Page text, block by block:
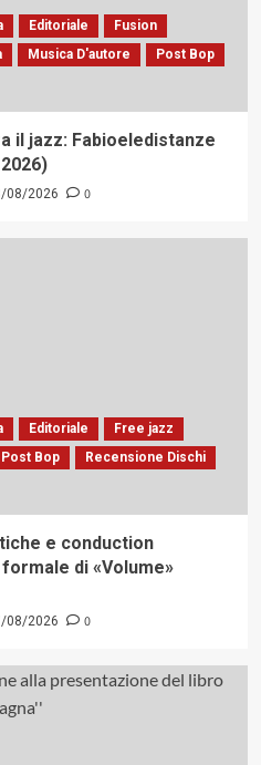
Editoriale
Fusion
Musica D'autore
Post Bop
il jazz: Fabioeledistanze
08/2026 0
Editoriale
Free jazz
Post Bop
Recensione Dischi
e conduction
di «Volume»
08/2026 0